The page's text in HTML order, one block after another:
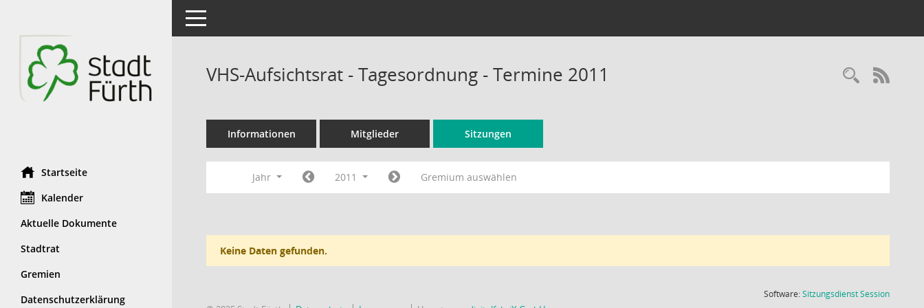
Startseite
Kalender
Aktuelle Dokumente
Stadtrat
Gremien
Datenschutzerklärung
Toggle navigation
VHS-Aufsichtsrat - Tagesordnung - Termine 2011
Informationen Mitglieder Sitzungen
Jahr 2011 Gremium auswählen
Keine Daten gefunden.
Software:SitzungsdienstSession(Wird in